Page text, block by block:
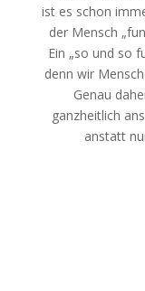
ist es schon
der Mensch
Ein „so und so
denn wir
Genau
ganzheitlich
anstatt